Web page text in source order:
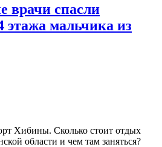
врачи спасли
этажа мальчика из
Хибины. Сколько стоит отдых
области и чем там заняться?